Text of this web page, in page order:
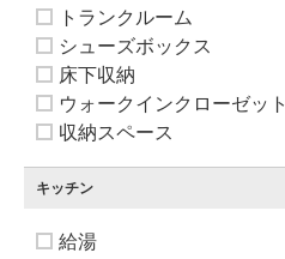
トランクルーム
シューズボックス
床下収納
ウォークインクローゼット
収納スペース
キッチン
給湯